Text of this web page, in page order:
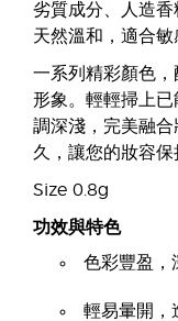
劣質成分、人造
天然溫和，適合敏
一系列精彩顏色
形象。輕輕掃上
調深淺，完美融
久，讓您的妝容保
Size 0.8g
功效與特色
色彩豐盈，
輕易暈開，